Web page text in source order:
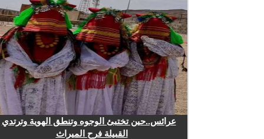
عرائس..حين تختبئ الوجوه وتنطق الهوية وترتدي
القبيلة فرح الميراث